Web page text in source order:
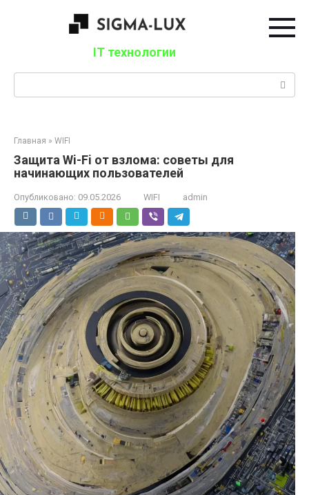
IT технологии
Главная » WIFI
Защита Wi-Fi от взлома: советы для
начинающих пользователей
Опубликовано: 09.05.2026 WIFI admin